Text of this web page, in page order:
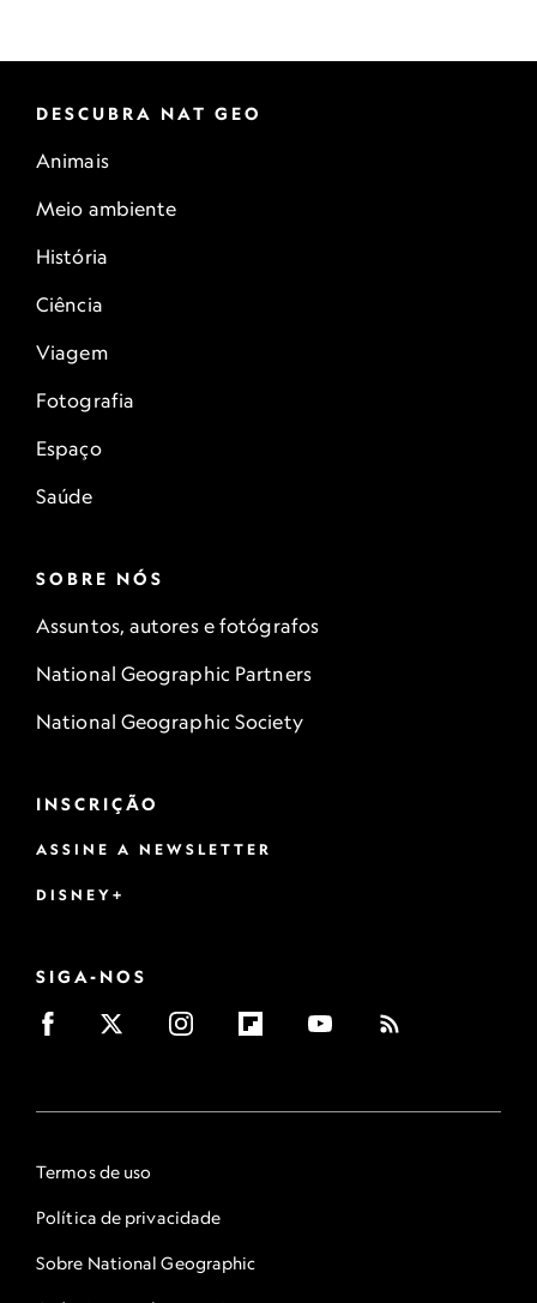
DESCUBRA NAT GEO
Animais
Meio ambiente
História
Ciência
Viagem
Fotografia
Espaço
Saúde
SOBRE NÓS
Assuntos, autores e fotógrafos
National Geographic Partners
National Geographic Society
INSCRIÇÃO
ASSINE A NEWSLETTER
DISNEY+
SIGA-NOS
Termos de uso
Política de privacidade
Sobre National Geographic